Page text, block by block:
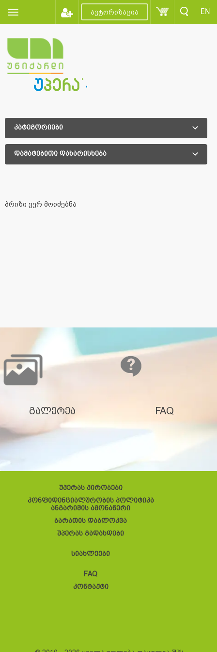
ავტორიზაცია EN
კატეგორიები
დამატებითი დახარისხება
პრიზი ვერ მოიძებნა
გალერეა FAQ
უპერას პირობები
კონფიდენციალურობის პოლიტიკა
ანგარიშის ამონაწერი
ბარათის დაბლოკვა
უპერას გადახდები
სიახლეები
FAQ
კონტაქტი